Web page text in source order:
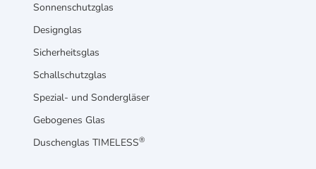
Sonnenschutzglas
Designglas
Sicherheitsglas
Schallschutzglas
Spezial- und Sondergläser
Gebogenes Glas
Duschenglas TIMELESS®